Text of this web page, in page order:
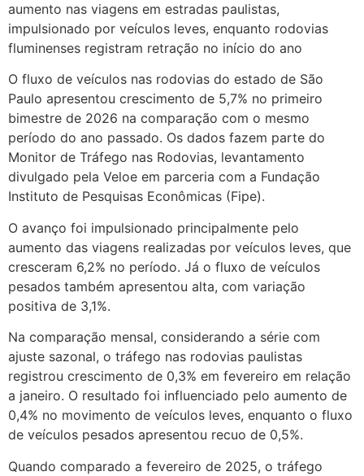
aumento nas viagens em estradas paulistas,
impulsionado por veículos leves, enquanto rodovias
fluminenses registram retração no início do ano
O fluxo de veículos nas rodovias do estado de São
Paulo apresentou crescimento de 5,7% no primeiro
bimestre de 2026 na comparação com o mesmo
período do ano passado. Os dados fazem parte do
Monitor de Tráfego nas Rodovias, levantamento
divulgado pela Veloe em parceria com a Fundação
Instituto de Pesquisas Econômicas (Fipe).
O avanço foi impulsionado principalmente pelo
aumento das viagens realizadas por veículos leves, que
cresceram 6,2% no período. Já o fluxo de veículos
pesados também apresentou alta, com variação
positiva de 3,1%.
Na comparação mensal, considerando a série com
ajuste sazonal, o tráfego nas rodovias paulistas
registrou crescimento de 0,3% em fevereiro em relação
a janeiro. O resultado foi influenciado pelo aumento de
0,4% no movimento de veículos leves, enquanto o fluxo
de veículos pesados apresentou recuo de 0,5%.
Quando comparado a fevereiro de 2025, o tráfego